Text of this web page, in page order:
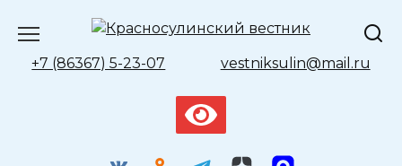
содержанию
+7 (86367) 5-23-07 vestniksulin@mail.ru